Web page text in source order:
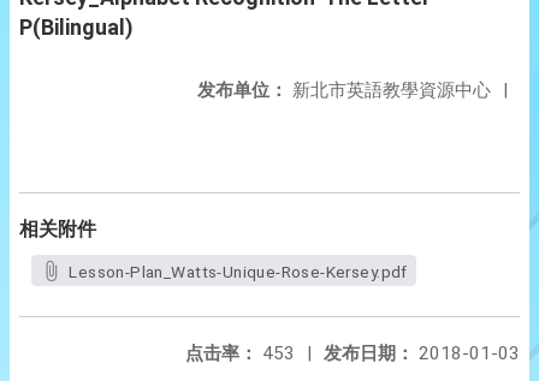
P(Bilingual)
发布单位： 新北市英語教學資源中心 |
相关附件
Lesson-Plan_Watts-Unique-Rose-Kersey.pdf
发布日期： 2018-01-03
点击率： 453 |